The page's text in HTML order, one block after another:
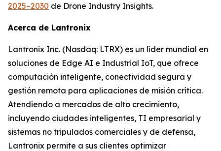
2025–2030 de Drone Industry Insights.
Acerca de Lantronix
Lantronix Inc. (Nasdaq: LTRX) es un líder mundial en
soluciones de Edge AI e Industrial IoT, que ofrece
computación inteligente, conectividad segura y
gestión remota para aplicaciones de misión crítica.
Atendiendo a mercados de alto crecimiento,
incluyendo ciudades inteligentes, TI empresarial y
sistemas no tripulados comerciales y de defensa,
Lantronix permite a sus clientes optimizar